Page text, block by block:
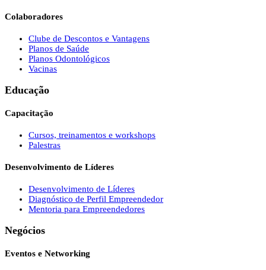
Colaboradores
Clube de Descontos e Vantagens
Planos de Saúde
Planos Odontológicos
Vacinas
Educação
Capacitação
Cursos, treinamentos e workshops
Palestras
Desenvolvimento de Líderes
Desenvolvimento de Líderes
Diagnóstico de Perfil Empreendedor
Mentoria para Empreendedores
Negócios
Eventos e Networking